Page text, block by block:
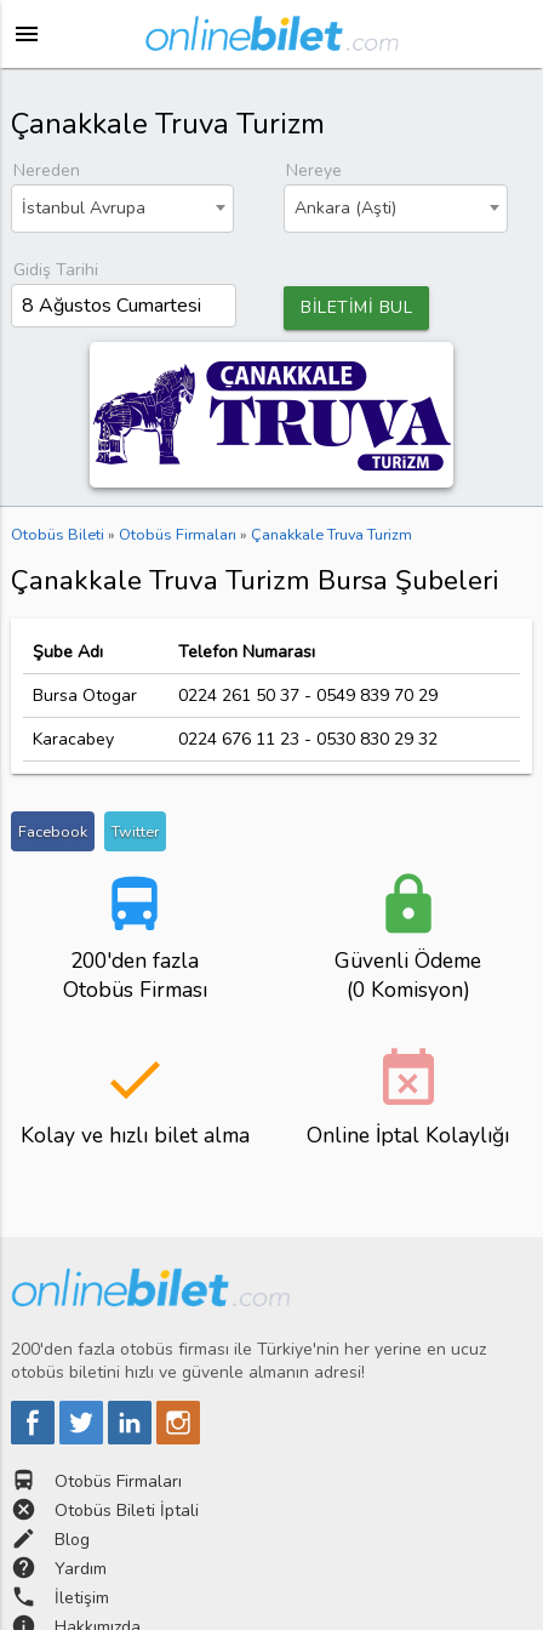
menu
Çanakkale Truva Turizm
Nereden
İstanbul Avrupa
Nereye
Ankara (Aşti)
Gidiş Tarihi
BİLETİMİ BUL
Otobüs Bileti » Otobüs Firmaları » Çanakkale Truva Turizm
Çanakkale Truva Turizm Bursa Şubeleri
Şube Adı
Telefon Numarası
Bursa Otogar
0224 261 50 37 - 0549 839 70 29
Karacabey
0224 676 11 23 - 0530 830 29 32
Facebook Twitter
directions_bus
200'den fazla
Otobüs Firması
lock
Güvenli Ödeme
(0 Komisyon)
done
Kolay ve hızlı bilet alma
event_busy
Online İptal Kolaylığı
200'den fazla otobüs firması ile Türkiye'nin her yerine en ucuz
otobüs biletini hızlı ve güvenle almanın adresi!
directions_bus Otobüs Firmaları
cancel Otobüs Bileti İptali
edit Blog
help Yardım
phone İletişim